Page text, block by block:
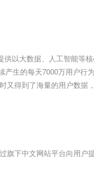
以大数据、人工智能等
生的每天7000万用户行
又得到了海量的用户数据
旗下中文网站平台向用户